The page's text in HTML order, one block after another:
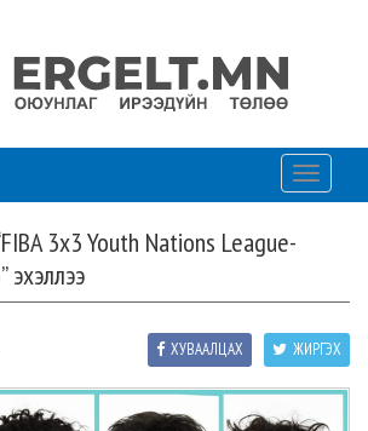
Toggle
“FIBA 3x3 Youth Nations League-
эхэллээ
ЖИРГЭХ
ХУВААЛЦАХ